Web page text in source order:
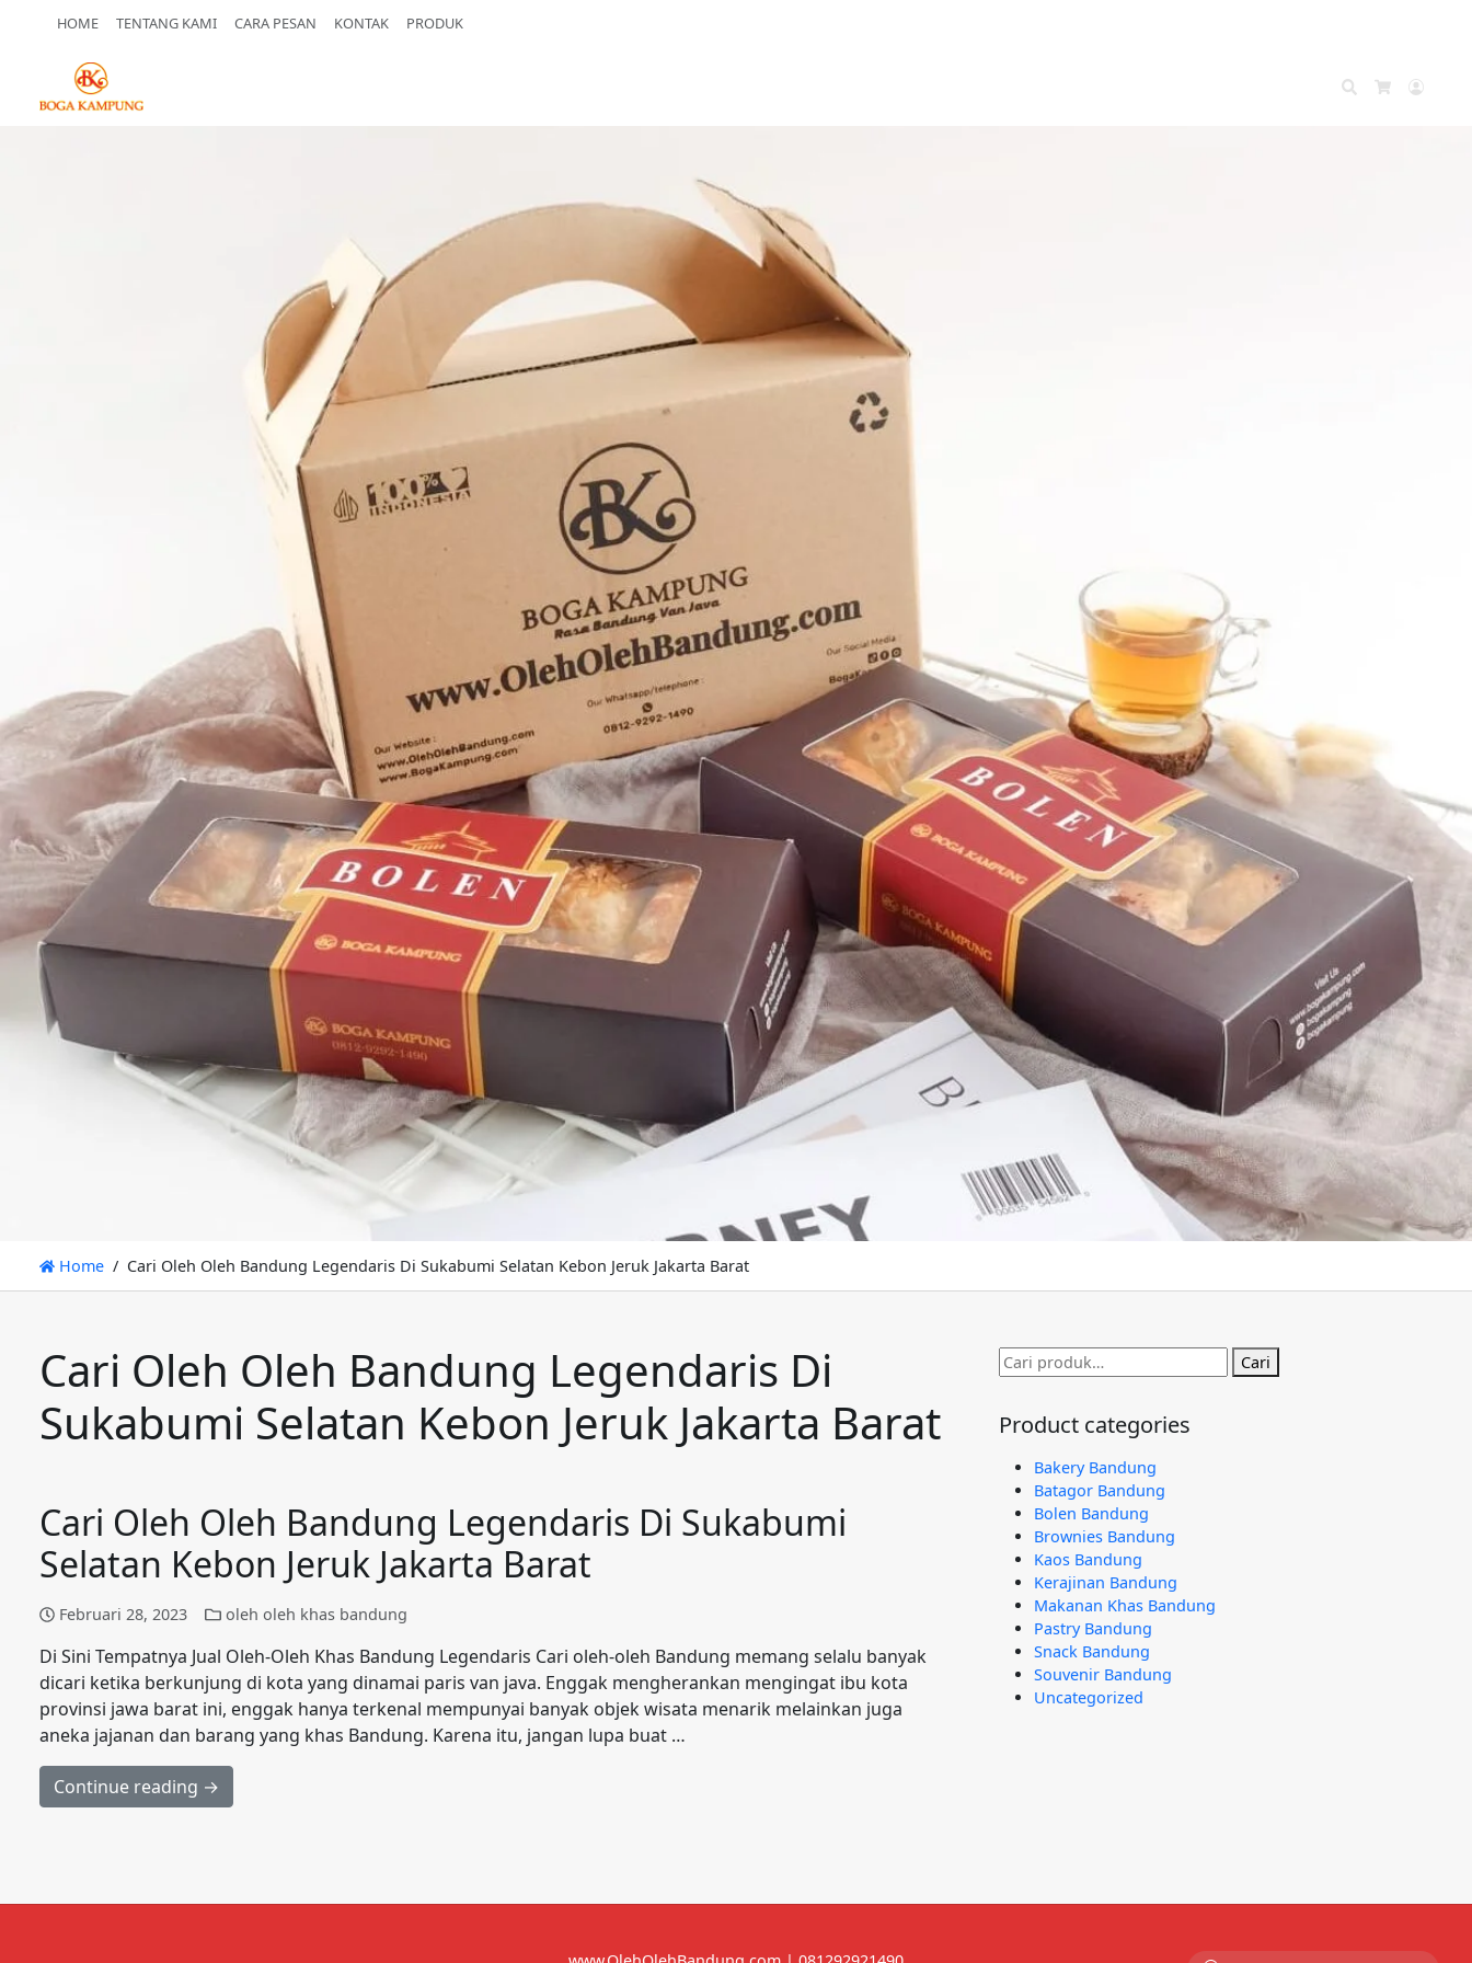
HOME TENTANG KAMI CARA PESAN KONTAK PRODUK
Search
Home Cari Oleh Oleh Bandung Legendaris Di Sukabumi Selatan Kebon Jeruk Jakarta Barat
Cari Oleh Oleh Bandung Legendaris Di
Sukabumi Selatan Kebon Jeruk Jakarta Barat
Cari Oleh Oleh Bandung Legendaris Di Sukabumi
Selatan Kebon Jeruk Jakarta Barat
Februari 28, 2023 oleh oleh khas bandung
Di Sini Tempatnya Jual Oleh-Oleh Khas Bandung Legendaris Cari oleh-oleh Bandung memang selalu banyak
dicari ketika berkunjung di kota yang dinamai paris van java. Enggak mengherankan mengingat ibu kota
provinsi jawa barat ini, enggak hanya terkenal mempunyai banyak objek wisata menarik melainkan juga
aneka jajanan dan barang yang khas Bandung. Karena itu, jangan lupa buat …
Continue reading →
Pencarian
untuk:
Cari
Product categories
Bakery Bandung
Batagor Bandung
Bolen Bandung
Brownies Bandung
Kaos Bandung
Kerajinan Bandung
Makanan Khas Bandung
Pastry Bandung
Snack Bandung
Souvenir Bandung
Uncategorized